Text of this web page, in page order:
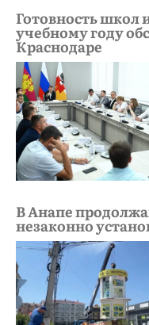
Готовность школ
учебному году
Краснодаре
В Анапе
незаконно